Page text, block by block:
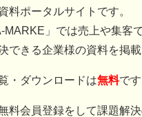
料ポータルサイトです。
MARKE」では売上や集客
できる企業様の資料を掲載
・ダウンロードは無料です
料会員登録をして課題解